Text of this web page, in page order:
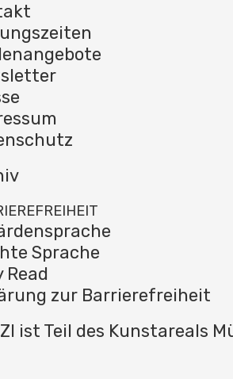
Sprache
Read
zur Barrierefreiheit
ist Teil des Kunstareals